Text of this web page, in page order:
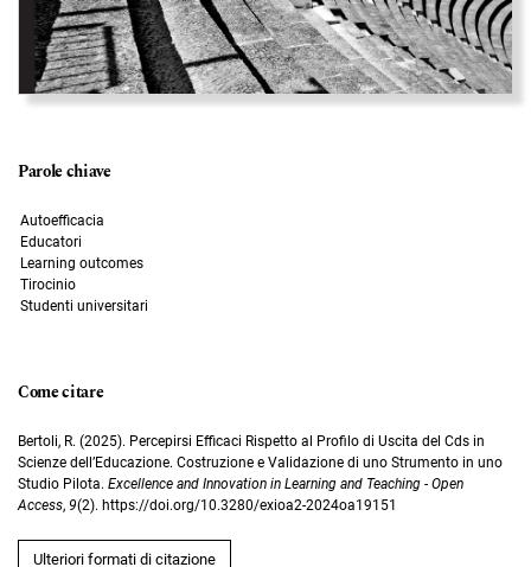
Parole chiave
Autoefficacia
Educatori
Learning outcomes
Tirocinio
Studenti universitari
Come citare
Bertoli, R. (2025). Percepirsi Efficaci Rispetto al Profilo di Uscita del Cds in
Scienze dell’Educazione. Costruzione e Validazione di uno Strumento in uno
Studio Pilota. Excellence and Innovation in Learning and Teaching - Open
Access, 9(2). https://doi.org/10.3280/exioa2-2024oa19151
Ulteriori formati di citazione